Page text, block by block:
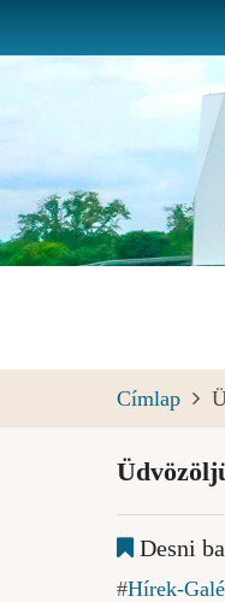
a
tartalomra
Címlap
Desni
Hírek-